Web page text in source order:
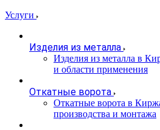
Услуги
Изделия из металла
Изделия из металла в
и области применения
Откатные ворота
Откатные ворота в
производства и монтажа